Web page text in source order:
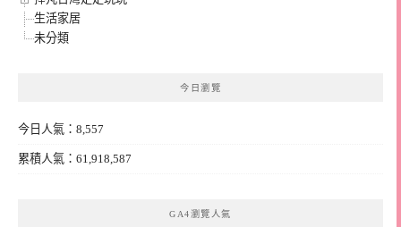
生活家居
未分類
今日瀏覽
今日人氣：8,557
累積人氣：61,918,587
GA4瀏覽人氣